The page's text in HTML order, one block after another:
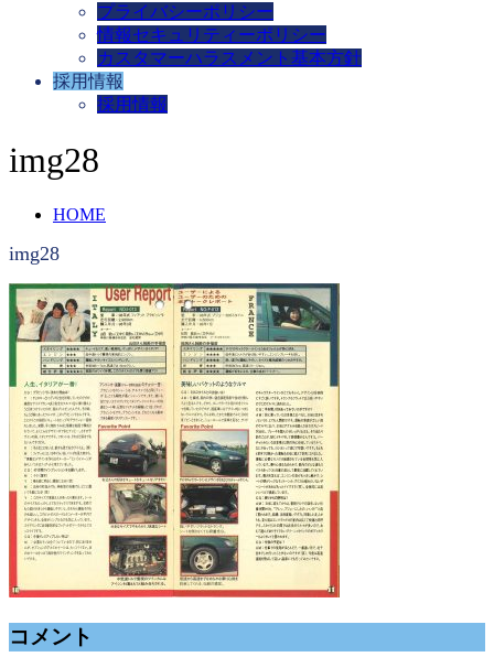
プライバシーポリシー
情報セキュリティーポリシー
カスタマーハラスメント基本方針
採用情報
採用情報
img28
HOME
img28
コメント